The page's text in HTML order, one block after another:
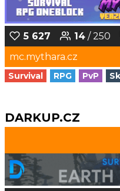
5 627 14 / 250
mc.mythara.cz
Survival RPG PvP
DARKUP.CZ